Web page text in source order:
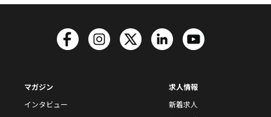
マガジン
インタビュー
求人情報
新着求人